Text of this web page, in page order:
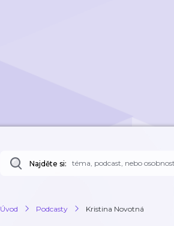
Najděte si:
Úvod Podcasty Kristina Novotná